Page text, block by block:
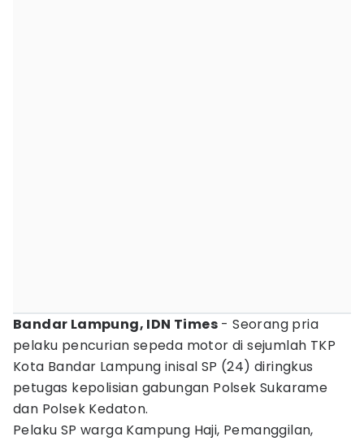
Bandar Lampung, IDN Times - Seorang pria
pelaku pencurian sepeda motor di sejumlah TKP
Kota Bandar Lampung inisal SP (24) diringkus
petugas kepolisian gabungan Polsek Sukarame
dan Polsek Kedaton.
Pelaku SP warga Kampung Haji, Pemanggilan,